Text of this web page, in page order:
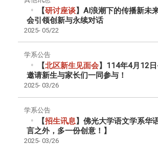
【研讨座谈】AI浪潮下的传播新未
会引领创新与永续对话
2025- 05/22
学系公告
【北区新生见面会】114年4月12
邀请新生与家长们一同参与！
2025- 03/26
学系公告
【招生讯息】佛光大学语文学系华
言之外，多一份创意！】
2025- 03/26